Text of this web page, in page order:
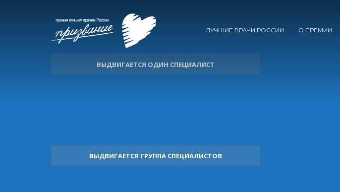
ЛУЧШИЕ ВРАЧИ РОССИИ О ПРЕМИИ
ВЫДВИГАЕТСЯ ОДИН СПЕЦИАЛИСТ
ВЫДВИГАЕТСЯ ГРУППА СПЕЦИАЛИСТОВ